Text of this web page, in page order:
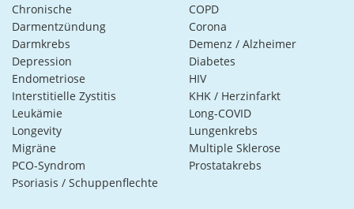
Chronische
Darmentzündung
COPD
Corona
Darmkrebs
Demenz / Alzheimer
Depression
Diabetes
Endometriose
HIV
Interstitielle Zystitis
KHK / Herzinfarkt
Leukämie
Long-COVID
Longevity
Lungenkrebs
Migräne
Multiple Sklerose
PCO-Syndrom
Prostatakrebs
Psoriasis / Schuppenflechte